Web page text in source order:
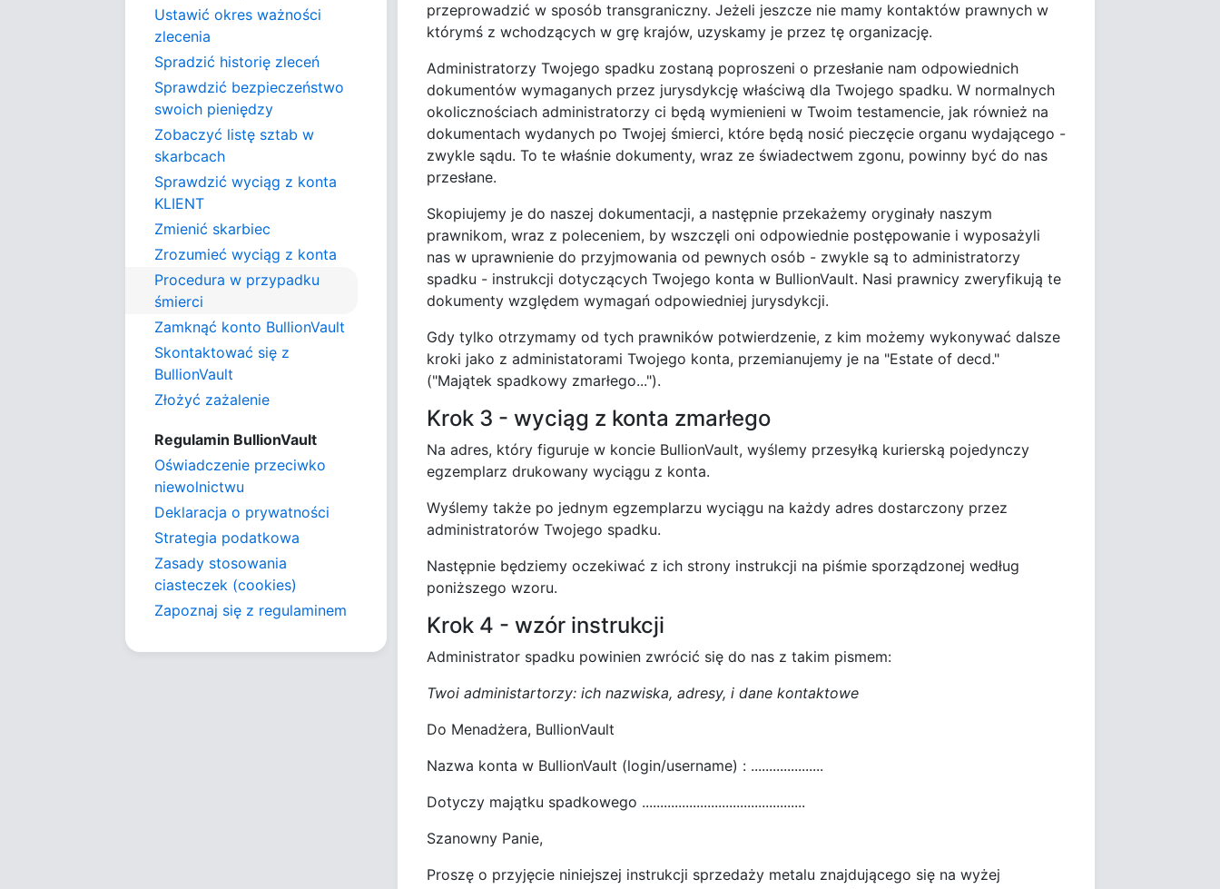
Ustawić okres ważności
zlecenia
Spradzić historię zleceń
Sprawdzić bezpieczeństwo
swoich pieniędzy
Zobaczyć listę sztab w
skarbcach
Sprawdzić wyciąg z konta
KLIENT
Zmienić skarbiec
Zrozumieć wyciąg z konta
Procedura w przypadku
śmierci
Zamknąć konto BullionVault
Skontaktować się z
BullionVault
Złożyć zażalenie
Regulamin BullionVault
Oświadczenie przeciwko
niewolnictwu
Deklaracja o prywatności
Strategia podatkowa
Zasady stosowania
ciasteczek (cookies)
Zapoznaj się z regulaminem
przeprowadzić w sposób transgraniczny. Jeżeli jeszcze nie mamy kontaktów prawnych w
którymś z wchodzących w grę krajów, uzyskamy je przez tę organizację.
Administratorzy Twojego spadku zostaną poproszeni o przesłanie nam odpowiednich
dokumentów wymaganych przez jurysdykcję właściwą dla Twojego spadku. W normalnych
okolicznościach administratorzy ci będą wymienieni w Twoim testamencie, jak również na
dokumentach wydanych po Twojej śmierci, które będą nosić pieczęcie organu wydającego -
zwykle sądu. To te właśnie dokumenty, wraz ze świadectwem zgonu, powinny być do nas
przesłane.
Skopiujemy je do naszej dokumentacji, a następnie przekażemy oryginały naszym
prawnikom, wraz z poleceniem, by wszczęli oni odpowiednie postępowanie i wyposażyli
nas w uprawnienie do przyjmowania od pewnych osób - zwykle są to administratorzy
spadku - instrukcji dotyczących Twojego konta w BullionVault. Nasi prawnicy zweryfikują te
dokumenty względem wymagań odpowiedniej jurysdykcji.
Gdy tylko otrzymamy od tych prawników potwierdzenie, z kim możemy wykonywać dalsze
kroki jako z administatorami Twojego konta, przemianujemy je na "Estate of decd."
("Majątek spadkowy zmarłego...").
Krok 3 - wyciąg z konta zmarłego
Na adres, który figuruje w koncie BullionVault, wyślemy przesyłką kurierską pojedynczy
egzemplarz drukowany wyciągu z konta.
Wyślemy także po jednym egzemplarzu wyciągu na każdy adres dostarczony przez
administratorów Twojego spadku.
Następnie będziemy oczekiwać z ich strony instrukcji na piśmie sporządzonej według
poniższego wzoru.
Krok 4 - wzór instrukcji
Administrator spadku powinien zwrócić się do nas z takim pismem:
Twoi administartorzy: ich nazwiska, adresy, i dane kontaktowe
Do Menadżera, BullionVault
Nazwa konta w BullionVault (login/username) : ....................
Dotyczy majątku spadkowego .............................................
Szanowny Panie,
Proszę o przyjęcie niniejszej instrukcji sprzedaży metalu znajdującego się na wyżej